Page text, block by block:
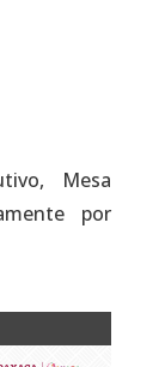
Mesa
por